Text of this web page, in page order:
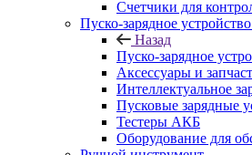
Счетчики для
Пуско-зарядное устройство
Назад
Пуско-зарядное
Аксессуары и
Интеллектуальное
Пусковые зарядные
Тестеры АКБ
Оборудование для